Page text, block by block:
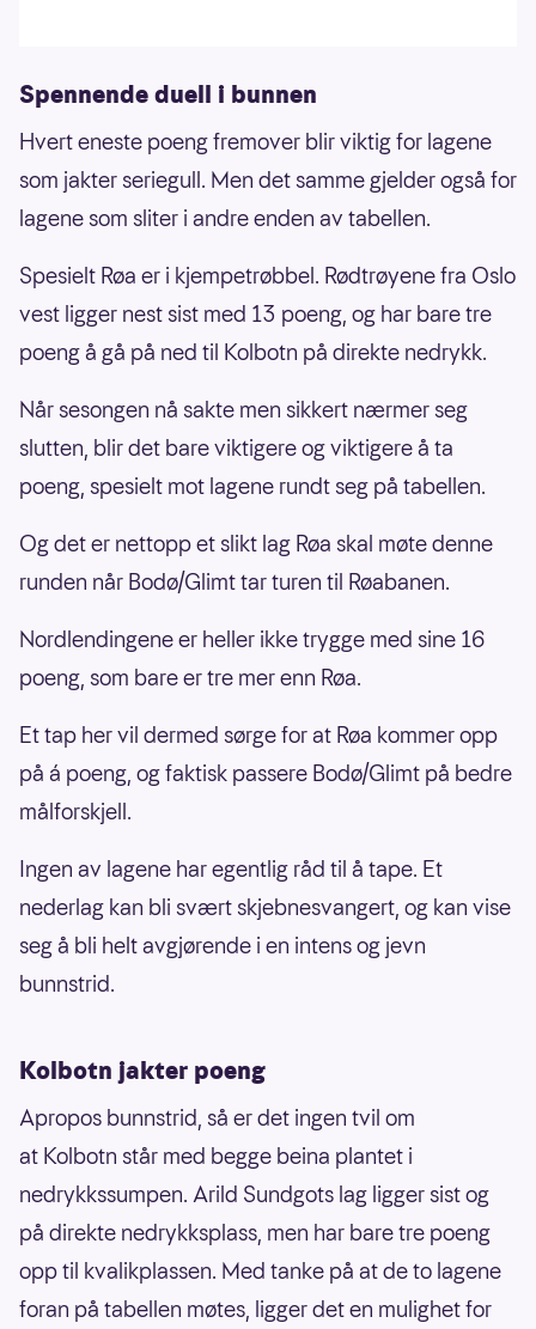
Spennende duell i bunnen
Hvert eneste poeng fremover blir viktig for lagene
som jakter seriegull. Men det samme gjelder også for
lagene som sliter i andre enden av tabellen.
Spesielt Røa er i kjempetrøbbel. Rødtrøyene fra Oslo
vest ligger nest sist med 13 poeng, og har bare tre
poeng å gå på ned til Kolbotn på direkte nedrykk.
Når sesongen nå sakte men sikkert nærmer seg
slutten, blir det bare viktigere og viktigere å ta
poeng, spesielt mot lagene rundt seg på tabellen.
Og det er nettopp et slikt lag Røa skal møte denne
runden når Bodø/Glimt tar turen til Røabanen.
Nordlendingene er heller ikke trygge med sine 16
poeng, som bare er tre mer enn Røa.
Et tap her vil dermed sørge for at Røa kommer opp
på á poeng, og faktisk passere Bodø/Glimt på bedre
målforskjell.
Ingen av lagene har egentlig råd til å tape. Et
nederlag kan bli svært skjebnesvangert, og kan vise
seg å bli helt avgjørende i en intens og jevn
bunnstrid.
Kolbotn jakter poeng
Apropos bunnstrid, så er det ingen tvil om
at Kolbotn står med begge beina plantet i
nedrykkssumpen. Arild Sundgots lag ligger sist og
på direkte nedrykksplass, men har bare tre poeng
opp til kvalikplassen. Med tanke på at de to lagene
foran på tabellen møtes, ligger det en mulighet for